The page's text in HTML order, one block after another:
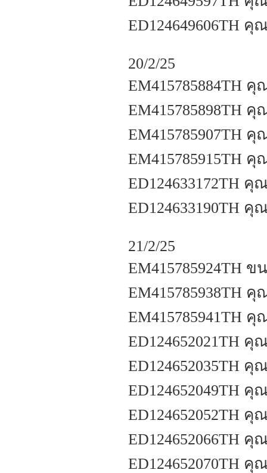
ED124649606TH
20/2/25
EM415785884TH
EM415785898TH
EM415785907TH
EM415785915TH
ED124633172TH
ED124633190TH
21/2/25
EM415785924TH
EM415785938TH
EM415785941TH
ED124652021TH
ED124652035TH
ED124652049TH
ED124652052TH
ED124652066TH
ED124652070TH